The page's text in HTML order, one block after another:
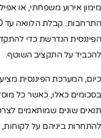
מימון אירוע משפחתי, או
הפיננסית הנדרשת כדי
להכביד על התקציב השוטף.
כיום, המערכת הפיננסית
בסכומים כאלו, כאשר כל
תנאים שונים שמותאמים
להתחרות ביניהם על